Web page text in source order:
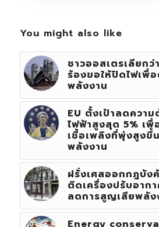
You might also like
ชาวออสเตรเลียก
ร้องขอให้ปิดไฟเพื่
พลังงาน
EU ตั้งเป้าลดความ
ไฟฟ้าสูงสุด 5% เพื่
เชื้อเพลิงที่พุ่งสูงขึ้
พลังงาน
ฝรั่งเศสออกกฎบัง
ติดเครื่องปรับอาก
ลดการสูญเสียพลัง
Energy